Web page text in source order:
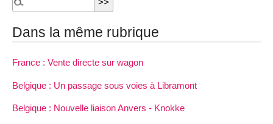
Dans la même rubrique
France : Vente directe sur wagon
Belgique : Un passage sous voies à Libramont
Belgique : Nouvelle liaison Anvers - Knokke